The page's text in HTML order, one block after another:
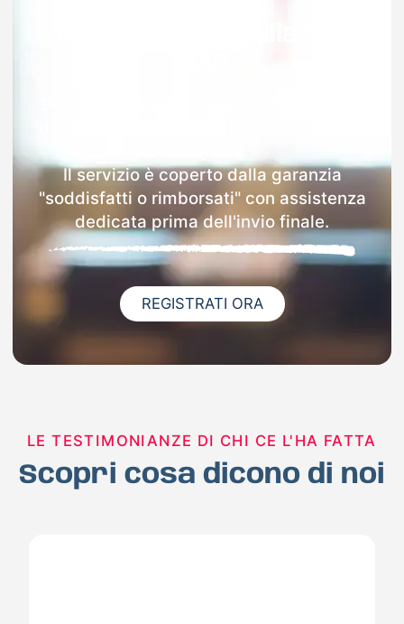
Il servizio è coperto dalla garanzia
"soddisfatti o rimborsati" con assistenza
dedicata prima dell'invio finale.
REGISTRATI ORA
LE TESTIMONIANZE DI CHI CE L'HA FATTA
Scopri cosa dicono di noi